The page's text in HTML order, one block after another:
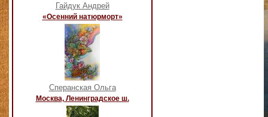
Гайдук Андрей
«Осенний натюрморт»
Сперанская Ольга
Москва, Ленинградское ш.